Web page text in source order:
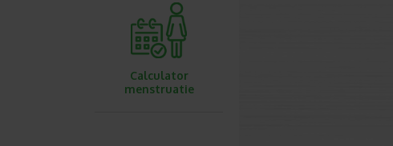
Calculator
menstruatie